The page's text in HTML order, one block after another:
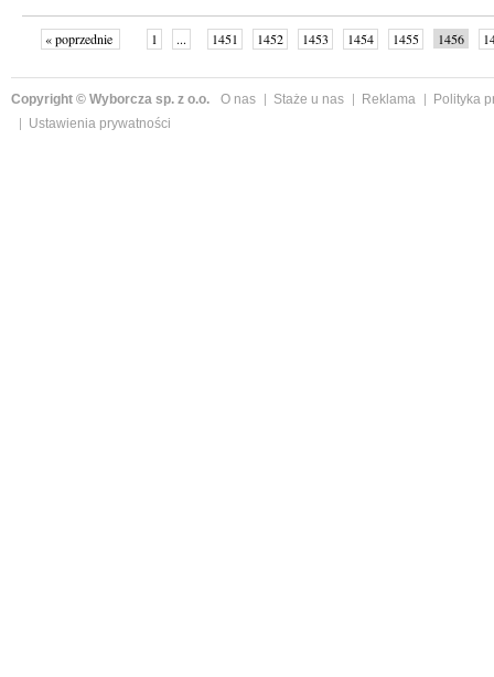
« poprzednie 1 ... 1451 1452 1453 1454 1455 1456
Copyright © Wyborcza sp. z o.o. O nas Staże u nas Reklama
Polityka
Ustawienia prywatności